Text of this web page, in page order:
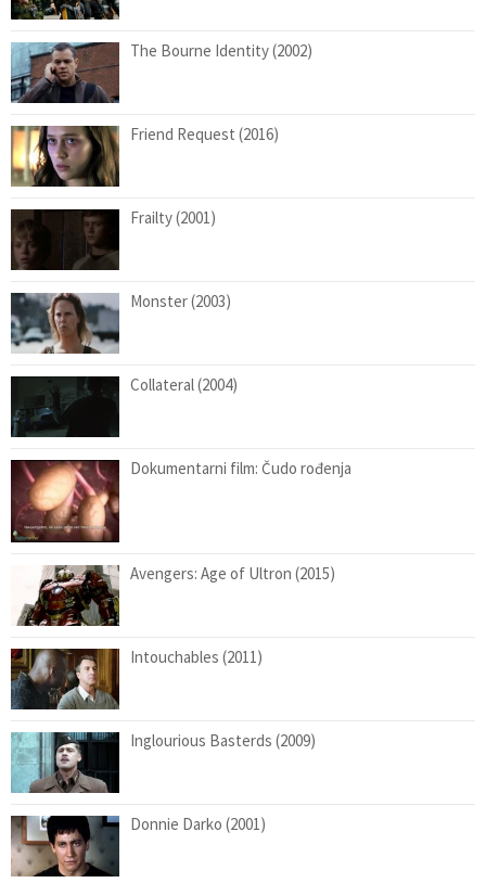
The Bourne Identity (2002)
Friend Request (2016)
Frailty (2001)
Monster (2003)
Collateral (2004)
Dokumentarni film: Čudo rođenja
Avengers: Age of Ultron (2015)
Intouchables (2011)
Inglourious Basterds (2009)
Donnie Darko (2001)